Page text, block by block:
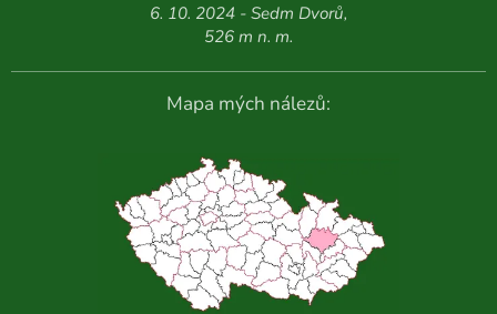
6. 10. 2024 - Sedm Dvorů,
526 m n. m.
Mapa mých nálezů: